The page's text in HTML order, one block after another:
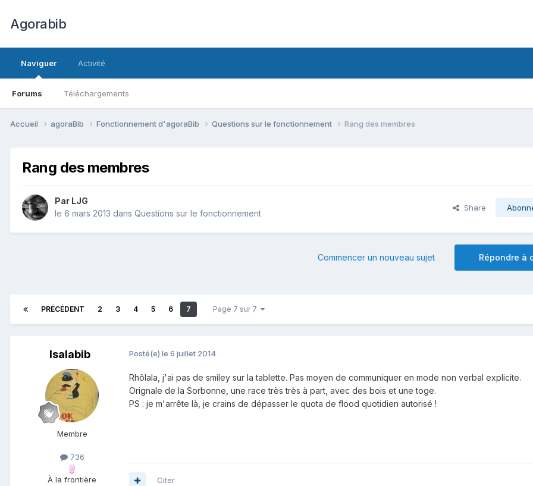
Agorabib
Naviguer
Forums Téléchargements
Activité
Accueil agoraBib Fonctionnement d'agoraBib Questions sur le fonctionnement Rang des membres
Rang des membres
Par LJG
le 6 mars 2013 dans Questions sur le fonctionnement
Share
Répondre à
Commencer un nouveau sujet
PRÉCÉDENT 2 3 4 5 6 7 Page 7 sur 7
Isalabib
Membre
736
À la frontière
Posté(e) le 6 juillet 2014
Rhôlala, j'ai pas de smiley sur la tablette. Pas moyen de communiquer en mode non verbal explicite.
Orignale de la Sorbonne, une race très très à part, avec des bois et une toge.
PS : je m'arrête là, je crains de dépasser le quota de flood quotidien autorisé !
Citer